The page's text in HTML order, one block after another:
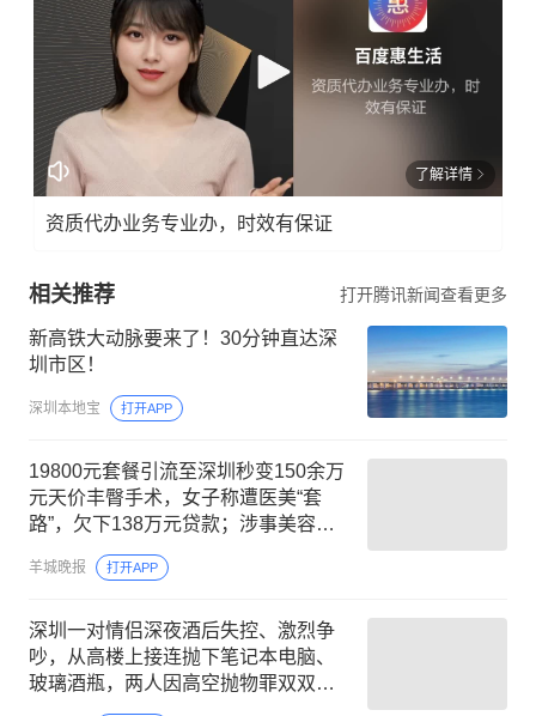
了解详情
资质代办业务专业办，时效有保证
相关推荐 打开腾讯新闻查看更多
新高铁大动脉要来了！30分钟直达深
圳市区！
深圳本地宝 打开APP
19800元套餐引流至深圳秒变150余万
元天价丰臀手术，女子称遭医美“套
路”，欠下138万元贷款；涉事美容机
羊城晚报 打开APP
深圳一对情侣深夜酒后失控、激烈争
吵，从高楼上接连抛下笔记本电脑、
玻璃酒瓶，两人因高空抛物罪双双获